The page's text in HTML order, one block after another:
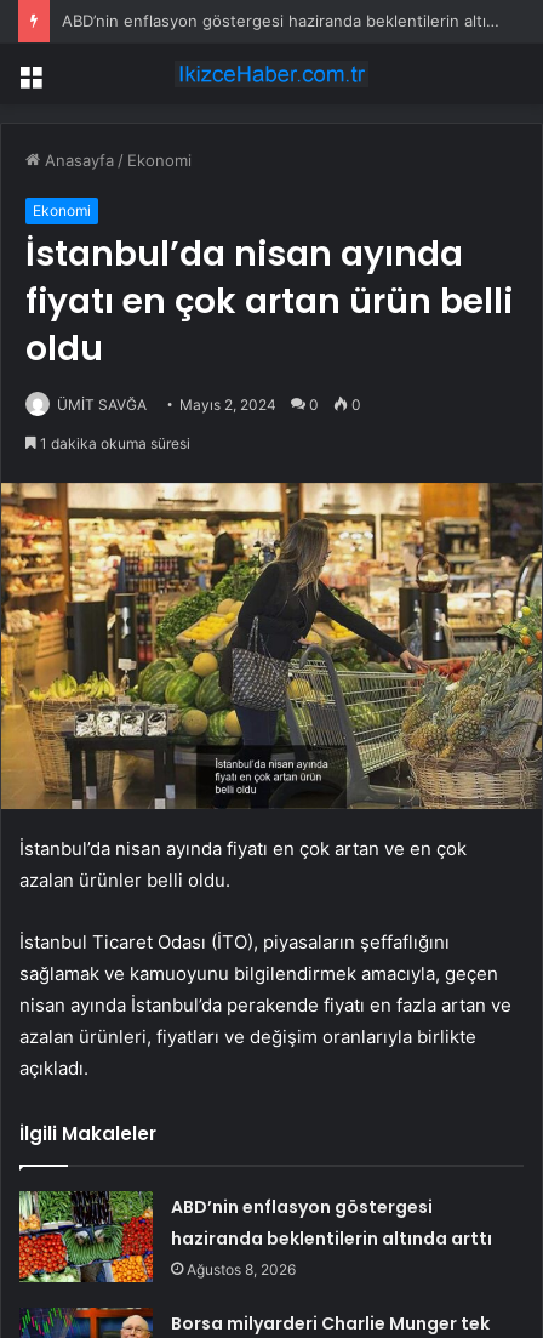
ABD’nin enflasyon göstergesi haziranda beklentilerin altında arttı
Menü
Anasayfa / Ekonomi
Ekonomi
İstanbul’da nisan ayında
fiyatı en çok artan ürün belli
oldu
ÜMİT SAVĞA Mayıs 2, 2024 0 0
1 dakika okuma süresi
İstanbul’da nisan ayında fiyatı en çok artan ve en çok
azalan ürünler belli oldu.
İstanbul Ticaret Odası (İTO), piyasaların şeffaflığını
sağlamak ve kamuoyunu bilgilendirmek amacıyla, geçen
nisan ayında İstanbul’da perakende fiyatı en fazla artan ve
azalan ürünleri, fiyatları ve değişim oranlarıyla birlikte
açıkladı.
İlgili Makaleler
ABD’nin enflasyon göstergesi
haziranda beklentilerin altında arttı
Ağustos 8, 2026
Borsa milyarderi Charlie Munger tek